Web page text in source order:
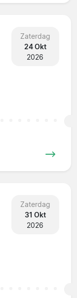
Zaterdag
24 Okt
2026
Zaterdag
31 Okt
2026